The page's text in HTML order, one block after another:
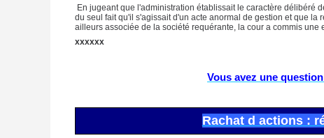
En jugeant que l'administration établissait le caractère délibéré
du seul fait qu'il s'agissait d'un acte anormal de gestion et que
ailleurs associée de la société requérante, la cour a commis une
xxxxxx
Vous avez une
Rachat d actions :